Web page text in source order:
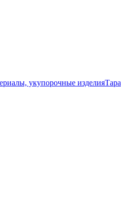
укупорочные изделияТара